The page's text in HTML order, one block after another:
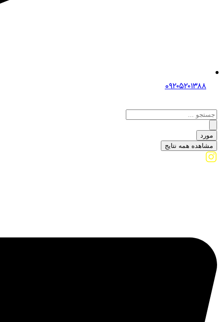
0۹۲۰۵۲۰۱۳۸۸
مورد
مشاهده همه نتایج